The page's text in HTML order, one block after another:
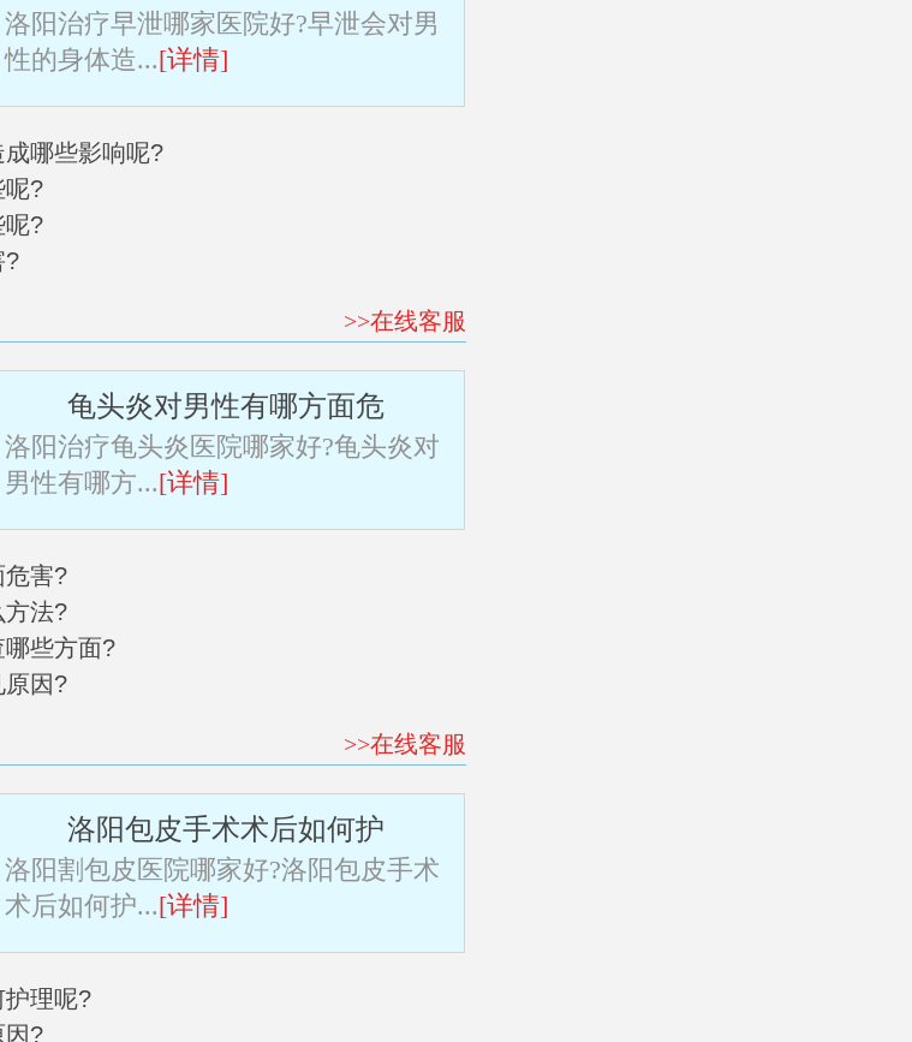
洛阳治疗早泄哪家医院好?早泄会对男
性的身体造...[详情]
成哪些影响呢?
呢?
呢?
?
>>在线客服
龟头炎对男性有哪方面危
洛阳治疗龟头炎医院哪家好?龟头炎对
男性有哪方...[详情]
危害?
方法?
哪些方面?
原因?
>>在线客服
洛阳包皮手术术后如何护
洛阳割包皮医院哪家好?洛阳包皮手术
术后如何护...[详情]
护理呢?
因?